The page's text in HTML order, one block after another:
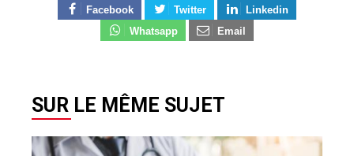
Facebook Twitter
Linkedin
Whatsapp
Email
SUR LE MÊME SUJET